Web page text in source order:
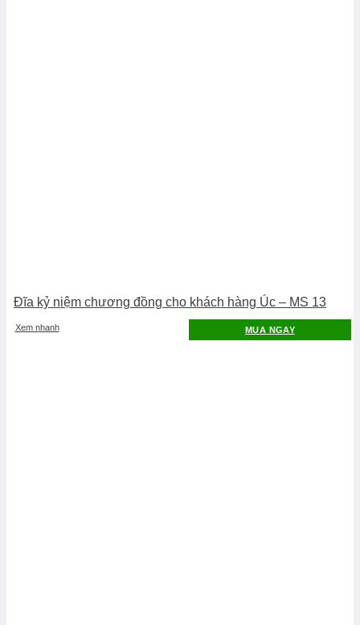
Đĩa kỷ niệm chương đồng cho khách hàng Úc – MS 13
MUA NGAY
Xem nhanh